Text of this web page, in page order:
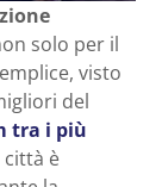
solo per il
visto
del
tra i più
città è